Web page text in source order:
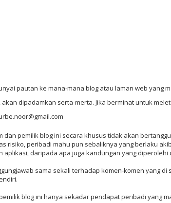
pautan ke mana-mana blog atau laman web yang
dipadamkan serta-merta. Jika berminat untuk
dan pemilik blog ini secara khusus tidak akan
risiko, peribadi mahu pun sebaliknya yang berlaku
daripada apa juga kandungan yang diperolehi
sama sekali terhadap komen-komen yang di
blog ini hanya sekadar pendapat peribadi yang